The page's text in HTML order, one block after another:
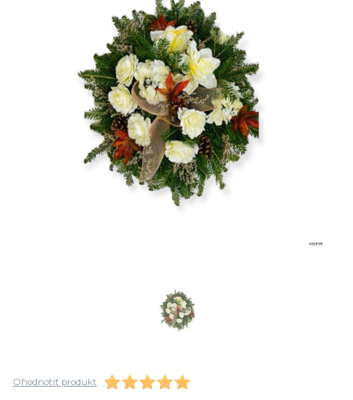
Ohodnotiť produkt